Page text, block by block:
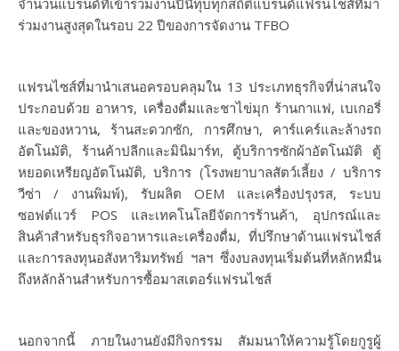
ร่วมงานสูงสุดในรอบ 22 ปีของการจัดงาน TFBO
แฟรนไซส์ที่มานำเสนอครอบคลุมใน 13 ประเภทธุรกิจที่น่าสนใจ
ประกอบด้วย อาหาร, เครื่องดื่มและชาไข่มุก ร้านกาแฟ, เบเกอรี่
และของหวาน, ร้านสะดวกซัก, การศึกษา, คาร์แคร์และล้างรถ
อัตโนมัติ, ร้านค้าปลีกและมินิมาร์ท, ตู้บริการซักผ้าอัตโนมัติ ตู้
หยอดเหรียญอัตโนมัติ, บริการ (โรงพยาบาลสัตว์เลี้ยง / บริการ
วีซ่า / งานพิมพ์), รับผลิต OEM และเครื่องปรุงรส, ระบบ
ซอฟต์แวร์ POS และเทคโนโลยีจัดการร้านค้า, อุปกรณ์และ
สินค้าสำหรับธุรกิจอาหารและเครื่องดื่ม, ที่ปรึกษาด้านแฟรนไชส์
และการลงทุนอสังหาริมทรัพย์ ฯลฯ ซึ่งงบลงทุนเริ่มต้นที่หลักหมื่น
ถึงหลักล้านสำหรับการซื้อมาสเตอร์แฟรนไชส์
นอกจากนี้ ภายในงานยังมีกิจกรรม สัมมนาให้ความรู้โดยกูรูผู้